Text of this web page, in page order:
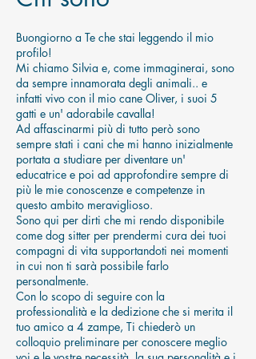
Buongiorno a Te che stai leggendo il mio
profilo!
Mi chiamo Silvia e, come immaginerai, sono
da sempre innamorata degli animali.. e
infatti vivo con il mio cane Oliver, i suoi 5
gatti e un' adorabile cavalla!
Ad affascinarmi più di tutto però sono
sempre stati i cani che mi hanno inizialmente
portata a studiare per diventare un'
educatrice e poi ad approfondire sempre di
più le mie conoscenze e competenze in
questo ambito meraviglioso.
Sono qui per dirti che mi rendo disponibile
come dog sitter per prendermi cura dei tuoi
compagni di vita supportandoti nei momenti
in cui non ti sarà possibile farlo
personalmente.
Con lo scopo di seguire con la
professionalità e la dedizione che si merita il
tuo amico a 4 zampe, Ti chiederò un
colloquio preliminare per conoscere meglio